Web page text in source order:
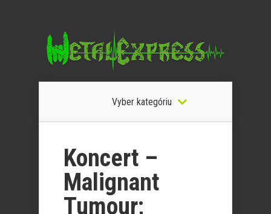
Vyber kategóriu
Koncert –
Malignant
Tumour;